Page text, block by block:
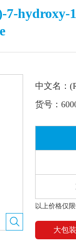
中文名：
货号：
以上价格仅
大包